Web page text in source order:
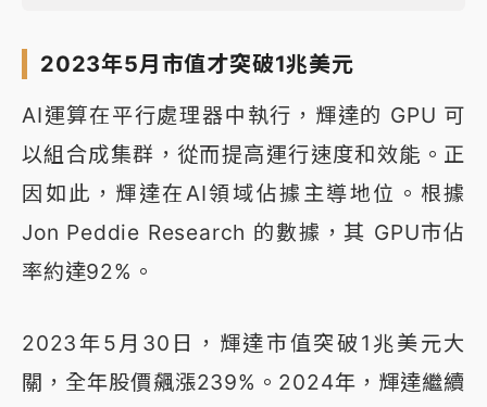
2023年5月市值才突破1兆美元
AI運算在平行處理器中執行，輝達的 GPU 可
以組合成集群，從而提高運行速度和效能。正
因如此，輝達在AI領域佔據主導地位。根據
Jon Peddie Research 的數據，其 GPU市佔
率約達92%。
2023年5月30日，輝達市值突破1兆美元大
關，全年股價飆漲239%。2024年，輝達繼續